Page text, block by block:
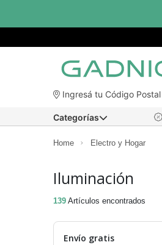
Ingresá tu Código Postal
Categorías
Home Electro y Hogar
Iluminación
139 Artículos encontrados
Envío gratis